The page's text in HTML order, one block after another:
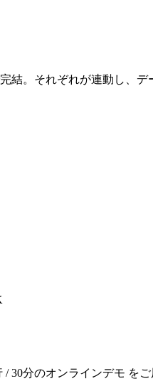
。それぞれが連動し、デ
30分のオンラインデモ を